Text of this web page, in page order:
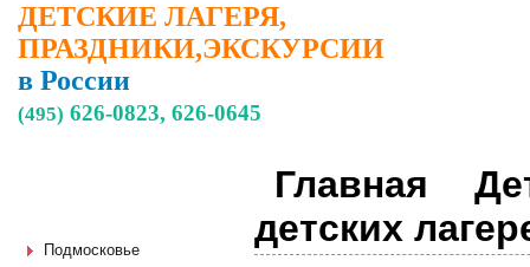
ДЕТСКИЕ ЛАГЕРЯ,
ПРАЗДНИКИ,ЭКСКУРСИИ
в России
(495) 626-0823, 626-0645
Подмосковье
Главная
детских